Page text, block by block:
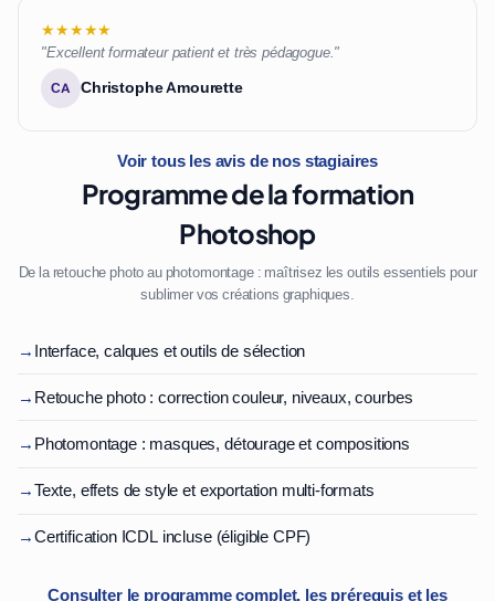
★★★★★
"Excellent formateur patient et très pédagogue."
CA Christophe Amourette
Voir tous les avis de nos stagiaires
Programme de la formation
Photoshop
De la retouche photo au photomontage : maîtrisez les outils essentiels pour
sublimer vos créations graphiques.
→ Interface, calques et outils de sélection
→ Retouche photo : correction couleur, niveaux, courbes
→ Photomontage : masques, détourage et compositions
→Texte, effets de style et exportation multi-formats
→Certification ICDL incluse (éligible CPF)
Consulter le programme complet, les prérequis et les